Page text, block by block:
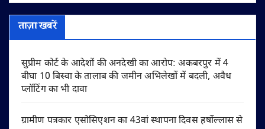
ताज़ा खबरें
सुप्रीम कोर्ट के आदेशों की अनदेखी का आरोप: अकबरपुर में 4
बीघा 10 बिस्वा के तालाब की जमीन अभिलेखों में बदली, अवैध
प्लॉटिंग का भी दावा
ग्रामीण पत्रकार एसोसिएशन का 43वां स्थापना दिवस हर्षोल्लास से